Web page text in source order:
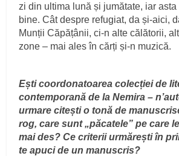
zi din ultima lună și jumătate, iar
bine. Cât despre refugiat, da și-aici,
Munții Căpățânii, ci-n alte călătorii,
zone – mai ales în cărți și-n muzică.
Ești coordonatoarea colecției de
contemporană de la Nemira –
urmare citești o tonă de
rog, care sunt „păcatele” pe care
mai des? Ce criterii urmărești în
te apuci de un manuscris?